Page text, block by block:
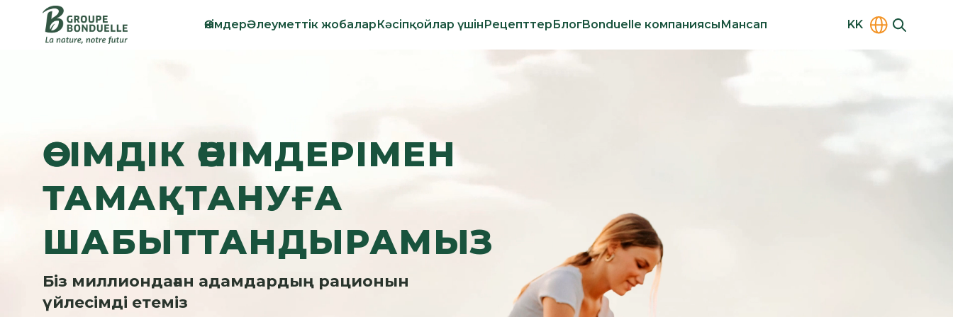
ӨнімдерӘлеуметтік жобаларКәсіпқойлар үшінРецепттерБлогBonduelle компаниясыМансап KK
ӨСІМДІК ӨНІМДЕРІМЕН
ТАМАҚТАНУҒА
ШАБЫТТАНДЫРАМЫЗ
Біз миллиондаған адамдардың рационын
үйлесімді етеміз